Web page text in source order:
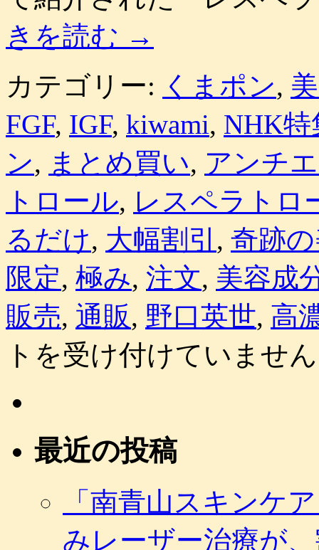
きを読む →
カテゴリー: くまポン,
FGF, IGF, kiwami, NHK特
ン, まとめ買い, アンチ
トロール, レスペラトロ
るだけ, 大幅割引 , 奇跡
限定, 極み, 注文, 美容成
販売, 通販, 野口英世, 高
トを受け付けていません
最近の投稿
「南青山スキンケ
みレーザー治療が